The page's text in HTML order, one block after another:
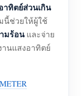
าทิตย์ส่วนเกิน
นี้ช่วยให้ผู้ใช้
มร้อนและจ่าย
นแสงอาทิตย์